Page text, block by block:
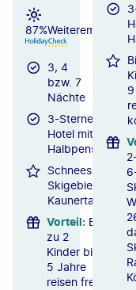
87%
3, 4
bzw. 7
Nächte
3-Sterne-
Hotel mit
Halbpension
Schneesicheres
Skigebiet
Kaunertal
Vorteil: Bis
zu 2
Kinder bis
5 Jahre
reisen frei